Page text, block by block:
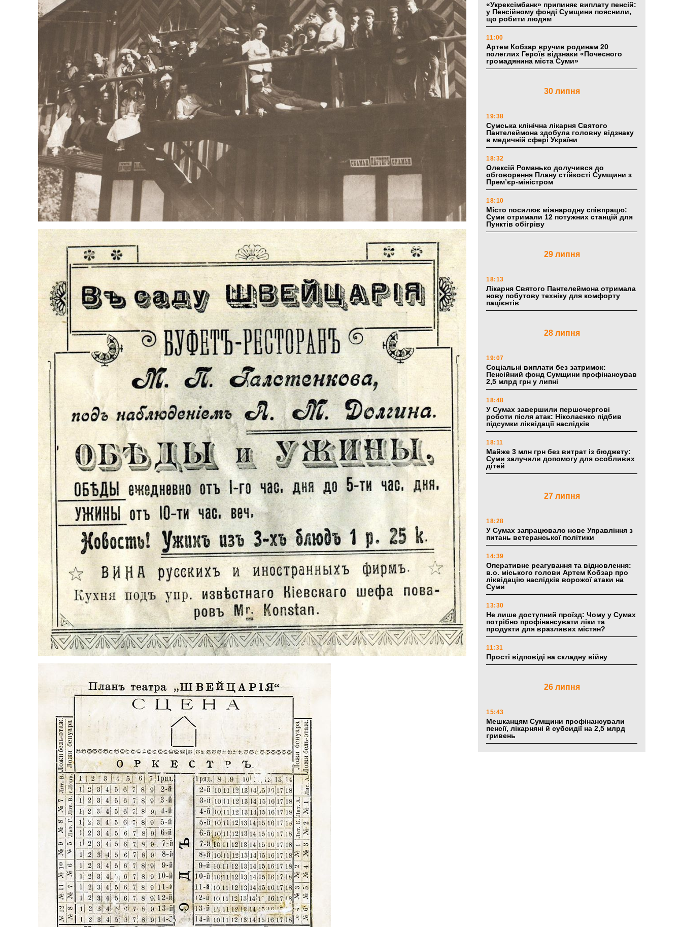
«Укрексімбанк» припиняє виплату пенсій:
у Пенсійному фонді Сумщини пояснили,
що робити людям
11:00
Артем Кобзар вручив родинам 20
полеглих Героїв відзнаки «Почесного
громадянина міста Суми»
30 липня
19:38
Сумська клінічна лікарня Святого
Пантелеймона здобула головну відзнаку
в медичній сфері України
18:32
Олексій Романько долучився до
обговорення Плану стійкості Сумщини з
Прем’єр-міністром
18:10
Місто посилює міжнародну співпрацю:
Суми отримали 12 потужних станцій для
Пунктів обігріву
29 липня
18:13
Лікарня Святого Пантелеймона отримала
нову побутову техніку для комфорту
пацієнтів
28 липня
19:07
Соціальні виплати без затримок:
Пенсійний фонд Сумщини профінансував
2,5 млрд грн у липні
18:48
У Сумах завершили першочергові
роботи після атак: Ніколаєнко підбив
підсумки ліквідації наслідків
18:11
Майже 3 млн грн без витрат із бюджету:
Суми залучили допомогу для особливих
дітей
27 липня
18:28
У Сумах запрацювало нове Управління з
питань ветеранської політики
14:39
Оперативне реагування та відновлення:
в.о. міського голови Артем Кобзар про
ліквідацію наслідків ворожої атаки на
Суми
13:30
Не лише доступний проїзд: Чому у Сумах
потрібно профінансувати ліки та
продукти для вразливих містян?
11:31
Прості відповіді на складну війну
26 липня
15:43
Мешканцям Сумщини профінансували
пенсії, лікарняні й субсидії на 2,5 млрд
гривень